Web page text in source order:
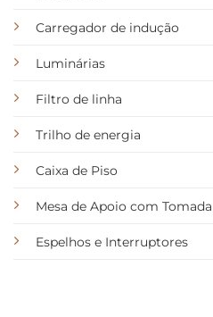
Carregador de indução
Luminárias
Filtro de linha
Trilho de energia
Caixa de Piso
Mesa de Apoio com Tomada
Espelhos e Interruptores